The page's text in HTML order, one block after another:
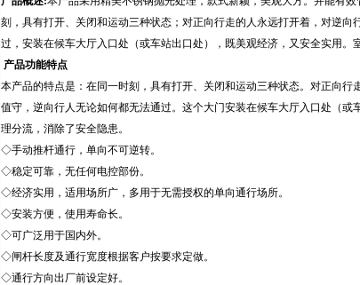
刻，具有打开、关闭和运动三种状态；对正向行走的人永远打开着，对逆
过，安装在候车大厅入口处（或车站出口处），既美观经济，又安全实用。
产品功能特点
本产品的特点是：在同一时刻，具有打开、关闭和运动三种状态。对正向
值守，逆向行人无论如何都无法通过。这个大门安装在候车大厅入口处（
理分流，消除了安全隐患。
◇手动推杆通行，单向不可逆转。
◇稳定可靠，无任何电控部份。
◇经济实用，适用场所广，多用于无需授权的单向通行场所。
◇安装方便，使用寿命长。
◇可广泛用于国内外。
◇闸杆长度及通行宽度根据客户按要求定做。
◇通行方向出厂前设定好。